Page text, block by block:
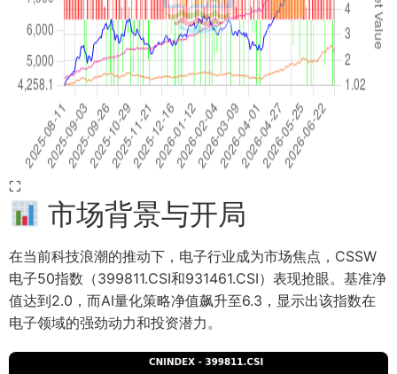
⛶
市场背景与开局
在当前科技浪潮的推动下，电子行业成为市场焦点，CSSW
电子50指数（399811.CSI和931461.CSI）表现抢眼。基准净
值达到2.0，而AI量化策略净值飙升至6.3，显示出该指数在
电子领域的强劲动力和投资潜力。